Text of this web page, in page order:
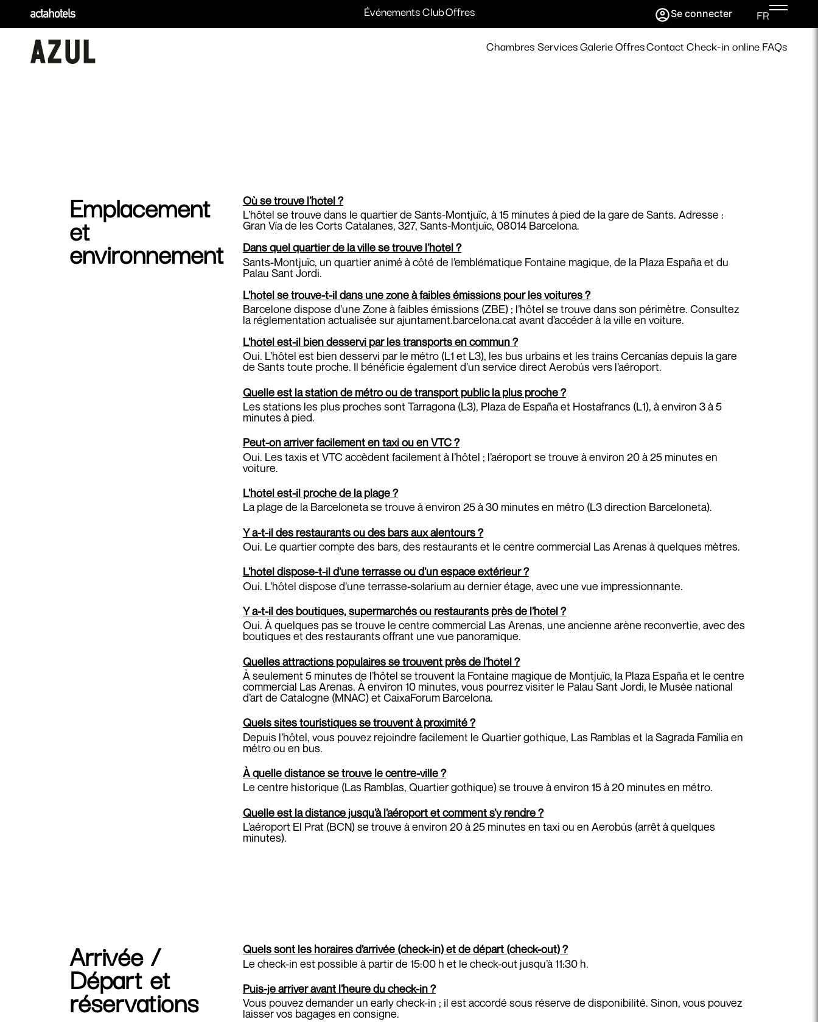
ÉvénementsClubOffres Se connecter
FR
ChambresServicesGalerieOffresContactCheck-in onlineFAQs
Emplacement
et
environnement
Où se trouve l’hôtel ?
L’hôtel se trouve dans le quartier de Sants-Montjuïc, à 15 minutes à pied de la gare de Sants. Adresse :
Gran Vía de les Corts Catalanes, 327, Sants-Montjuïc, 08014 Barcelona.
Dans quel quartier de la ville se trouve l’hôtel ?
Sants-Montjuïc, un quartier animé à côté de l’emblématique Fontaine magique, de la Plaza España et du
Palau Sant Jordi.
L’hôtel se trouve-t-il dans une zone à faibles émissions pour les voitures ?
Barcelone dispose d’une Zone à faibles émissions (ZBE) ; l’hôtel se trouve dans son périmètre. Consultez
la réglementation actualisée sur ajuntament.barcelona.cat avant d’accéder à la ville en voiture.
L’hôtel est-il bien desservi par les transports en commun ?
Oui. L’hôtel est bien desservi par le métro (L1 et L3), les bus urbains et les trains Cercanías depuis la gare
de Sants toute proche. Il bénéficie également d’un service direct Aerobús vers l’aéroport.
Quelle est la station de métro ou de transport public la plus proche ?
Les stations les plus proches sont Tarragona (L3), Plaza de España et Hostafrancs (L1), à environ 3 à 5
minutes à pied.
Peut-on arriver facilement en taxi ou en VTC ?
Oui. Les taxis et VTC accèdent facilement à l’hôtel ; l’aéroport se trouve à environ 20 à 25 minutes en
voiture.
L’hôtel est-il proche de la plage ?
La plage de la Barceloneta se trouve à environ 25 à 30 minutes en métro (L3 direction Barceloneta).
Y a-t-il des restaurants ou des bars aux alentours ?
Oui. Le quartier compte des bars, des restaurants et le centre commercial Las Arenas à quelques mètres.
L’hôtel dispose-t-il d’une terrasse ou d’un espace extérieur ?
Oui. L’hôtel dispose d’une terrasse-solarium au dernier étage, avec une vue impressionnante.
Y a-t-il des boutiques, supermarchés ou restaurants près de l’hôtel ?
Oui. À quelques pas se trouve le centre commercial Las Arenas, une ancienne arène reconvertie, avec des
boutiques et des restaurants offrant une vue panoramique.
Quelles attractions populaires se trouvent près de l’hôtel ?
À seulement 5 minutes de l’hôtel se trouvent la Fontaine magique de Montjuïc, la Plaza España et le centre
commercial Las Arenas. À environ 10 minutes, vous pourrez visiter le Palau Sant Jordi, le Musée national
d’art de Catalogne (MNAC) et CaixaForum Barcelona.
Quels sites touristiques se trouvent à proximité ?
Depuis l’hôtel, vous pouvez rejoindre facilement le Quartier gothique, Las Ramblas et la Sagrada Família en
métro ou en bus.
À quelle distance se trouve le centre-ville ?
Le centre historique (Las Ramblas, Quartier gothique) se trouve à environ 15 à 20 minutes en métro.
Quelle est la distance jusqu’à l’aéroport et comment s’y rendre ?
L’aéroport El Prat (BCN) se trouve à environ 20 à 25 minutes en taxi ou en Aerobús (arrêt à quelques
minutes).
Arrivée /
Départ et
réservations
Quels sont les horaires d’arrivée (check-in) et de départ (check-out) ?
Le check-in est possible à partir de 15:00 h et le check-out jusqu’à 11:30 h.
Puis-je arriver avant l’heure du check-in ?
Vous pouvez demander un early check-in ; il est accordé sous réserve de disponibilité. Sinon, vous pouvez
laisser vos bagages en consigne.